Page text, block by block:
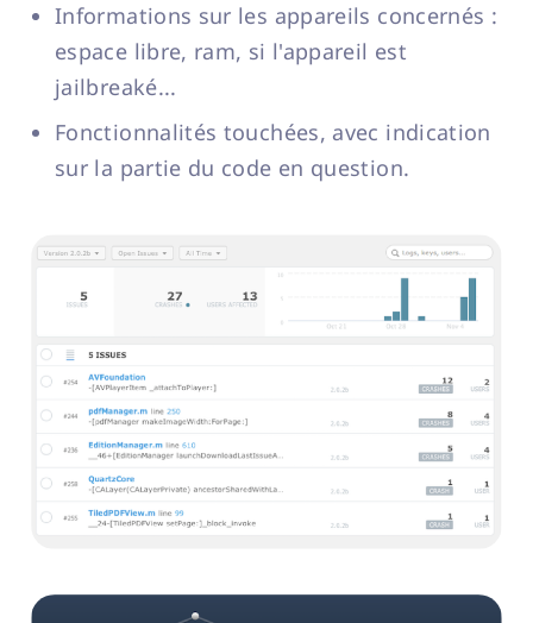
Informations sur les appareils concernés :
espace libre, ram, si l'appareil est
jailbreaké...
Fonctionnalités touchées, avec indication
sur la partie du code en question.